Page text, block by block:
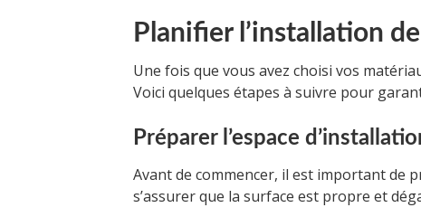
Planifier l’installation de
Une fois que vous avez choisi vos
Voici quelques étapes à suivre pour
Préparer l’espace
Avant de commencer, il est important de
s’assurer que la surface est propre et